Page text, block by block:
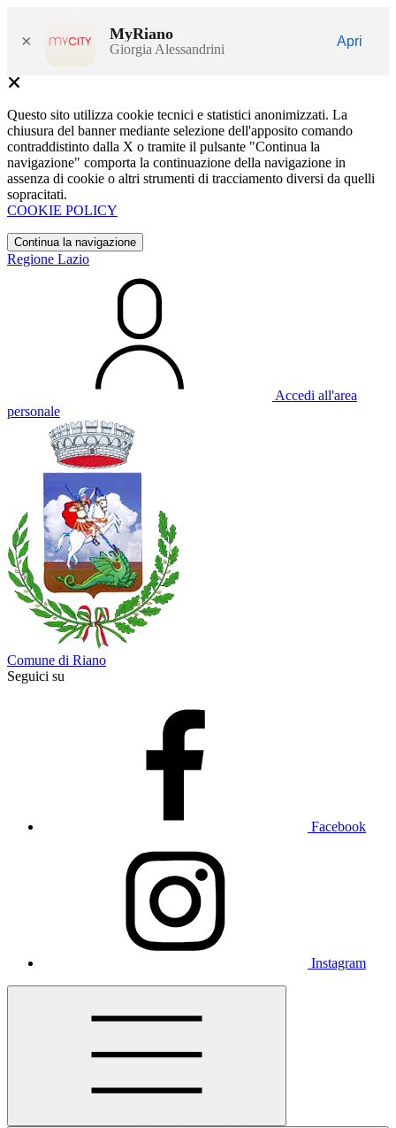
× MyRiano
Giorgia Alessandrini
Apri
Questo sito utilizza cookie tecnici e statistici anonimizzati. La
chiusura del banner mediante selezione dell'apposito comando
contraddistinto dalla X o tramite il pulsante "Continua la
navigazione" comporta la continuazione della navigazione in
assenza di cookie o altri strumenti di tracciamento diversi da quelli
sopracitati.
COOKIE POLICY
Continua la navigazione
Regione Lazio
Accedi all'area
personale
Comune di Riano
Seguici su
Facebook
Instagram